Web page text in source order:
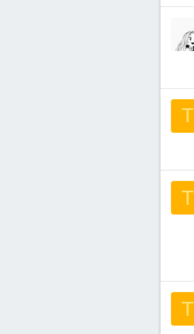
T
T
T